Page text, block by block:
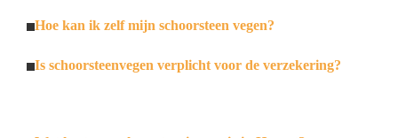
Hoe kan ik zelf mijn schoorsteen vegen?
Is schoorsteenvegen verplicht voor de verzekering?